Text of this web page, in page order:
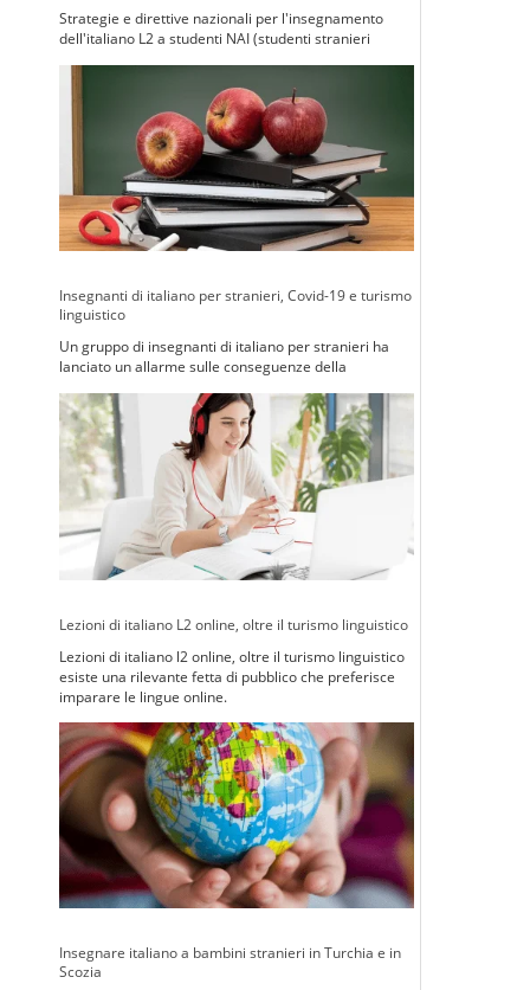
Strategie e direttive nazionali per l'insegnamento
dell'italiano L2 a studenti NAI (studenti stranieri
Insegnanti di italiano per stranieri, Covid-19 e turismo
linguistico
Un gruppo di insegnanti di italiano per stranieri ha
lanciato un allarme sulle conseguenze della
Lezioni di italiano L2 online, oltre il turismo linguistico
Lezioni di italiano l2 online, oltre il turismo linguistico
esiste una rilevante fetta di pubblico che preferisce
imparare le lingue online.
Insegnare italiano a bambini stranieri in Turchia e in
Scozia